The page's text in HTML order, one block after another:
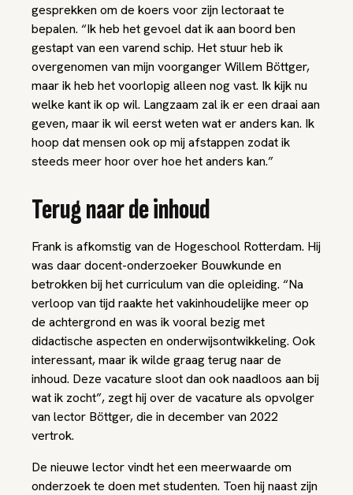
gesprekken om de koers voor zijn lectoraat te
bepalen. “Ik heb het gevoel dat ik aan boord ben
gestapt van een varend schip. Het stuur heb ik
overgenomen van mijn voorganger Willem Böttger,
maar ik heb het voorlopig alleen nog vast. Ik kijk nu
welke kant ik op wil. Langzaam zal ik er een draai aan
geven, maar ik wil eerst weten wat er anders kan. Ik
hoop dat mensen ook op mij afstappen zodat ik
steeds meer hoor over hoe het anders kan.”
Terug naar de inhoud
Frank is afkomstig van de Hogeschool Rotterdam. Hij
was daar docent-onderzoeker Bouwkunde en
betrokken bij het curriculum van die opleiding. “Na
verloop van tijd raakte het vakinhoudelijke meer op
de achtergrond en was ik vooral bezig met
didactische aspecten en onderwijsontwikkeling. Ook
interessant, maar ik wilde graag terug naar de
inhoud. Deze vacature sloot dan ook naadloos aan bij
wat ik zocht”, zegt hij over de vacature als opvolger
van lector Böttger, die in december van 2022
vertrok.
De nieuwe lector vindt het een meerwaarde om
onderzoek te doen met studenten. Toen hij naast zijn